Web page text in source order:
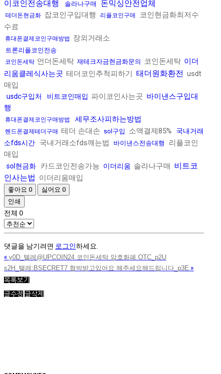
이코인전송대행
솔라나구매 돈믹싱안전업체
테더돈현금화 잡코인구입대행 리플코인구매
코인현금화최저수
수료
휴대폰결제코인구매방법 장외거래소
트론리플코인전송
코인돈세탁 언더돈세탁 재테크자금현금화문의 코인돈세탁 이더
리움클레식사는곳 테더코인추척피하기 태더원화환전 usdt
매입
usdc구입처 비트코인매입 파이코인사는곳 바이낸스구입대
행
휴대폰결제코인구매방법 세무조사피하는방법
핸드폰결제테더구매 테더 손대손 sol구입 소액결제85%
국내거래
소fds시간
국내거래소fds깨는법 바이낸스전송대행
리플코인
매입
sol현금화 카드코인전송가능 이더리움 솔라나구매 비트코
인사는법 이더리움매입
좋아요 0 싫어요 0
인쇄
전체 0
댓글을 남기려면 로그인하세요.
« y0D_텔레@UPCOIN24 코인돈세탁 암호화폐 OTC_p2U
s2H_텔레:BSECRET7 협박받고있어요 해주세요해드립니다_p3E »
목록보기
글수정 글삭제